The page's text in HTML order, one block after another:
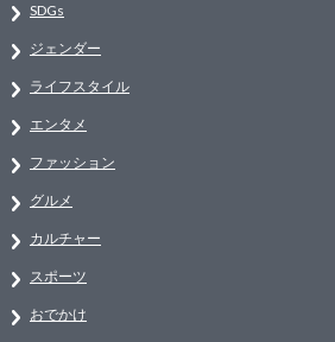
SDGs
ジェンダー
ライフスタイル
エンタメ
ファッション
グルメ
カルチャー
スポーツ
おでかけ